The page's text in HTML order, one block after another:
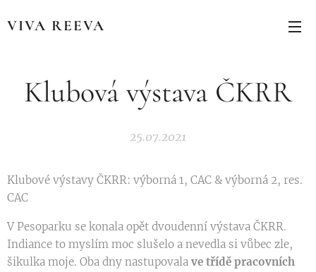
VIVA REEVA
Klubová výstava ČKRR
25.07.2021
Klubové výstavy ČKRR: výborná 1, CAC & výborná 2, res.
CAC
V Pesoparku se konala opět dvoudenní výstava ČKRR.
Indiance to myslím moc slušelo a nevedla si vůbec zle,
šikulka moje. Oba dny nastupovala ve třídě pracovních